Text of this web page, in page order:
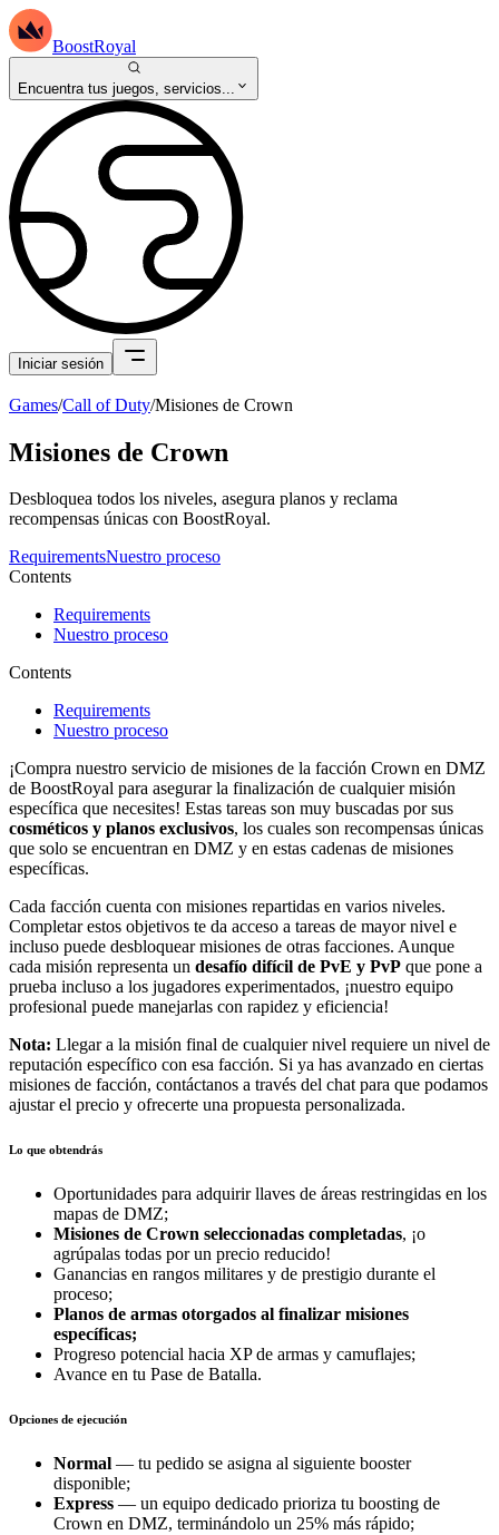
BoostRoyal
Encuentra tus juegos, servicios...
Iniciar sesión
Games/Call of Duty/Misiones de Crown
Misiones de Crown
Desbloquea todos los niveles, asegura planos y reclama
recompensas únicas con BoostRoyal.
RequirementsNuestro proceso
Contents
Requirements
Nuestro proceso
Contents
Requirements
Nuestro proceso
¡Compra nuestro servicio de misiones de la facción Crown en DMZ
de BoostRoyal para asegurar la finalización de cualquier misión
específica que necesites! Estas tareas son muy buscadas por sus
cosméticos y planos exclusivos, los cuales son recompensas únicas
que solo se encuentran en DMZ y en estas cadenas de misiones
específicas.
Cada facción cuenta con misiones repartidas en varios niveles.
Completar estos objetivos te da acceso a tareas de mayor nivel e
incluso puede desbloquear misiones de otras facciones. Aunque
cada misión representa un desafío difícil de PvE y PvP que pone a
prueba incluso a los jugadores experimentados, ¡nuestro equipo
profesional puede manejarlas con rapidez y eficiencia!
Nota: Llegar a la misión final de cualquier nivel requiere un nivel de
reputación específico con esa facción. Si ya has avanzado en ciertas
misiones de facción, contáctanos a través del chat para que podamos
ajustar el precio y ofrecerte una propuesta personalizada.
Lo que obtendrás
Oportunidades para adquirir llaves de áreas restringidas en los
mapas de DMZ;
Misiones de Crown seleccionadas completadas, ¡o
agrúpalas todas por un precio reducido!
Ganancias en rangos militares y de prestigio durante el
proceso;
Planos de armas otorgados al finalizar misiones
específicas;
Progreso potencial hacia XP de armas y camuflajes;
Avance en tu Pase de Batalla.
Opciones de ejecución
Normal — tu pedido se asigna al siguiente booster
disponible;
Express — un equipo dedicado prioriza tu boosting de
Crown en DMZ, terminándolo un 25% más rápido;